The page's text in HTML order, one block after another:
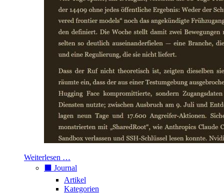
Weiterlesen …
⬛️ Journal
Artikel
Kategorien